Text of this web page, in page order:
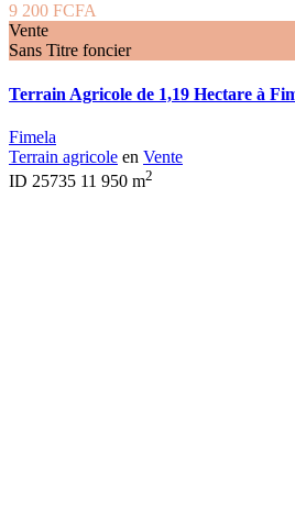
9 200 FCFA
Vente
Sans Titre foncier
Terrain Agricole de 1,19 Hectare à
Fimela
Terrain agricole en Vente
ID 25735 11 950 m2